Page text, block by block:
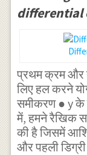
}+v+1
\right) }
dv=-2\frac
{ dx }{ x }
differential
प्रथम क्रम और
लिए हल करने
समीकरण ● y के
में, हमने रैखिक
की है जिसमें
और पहली